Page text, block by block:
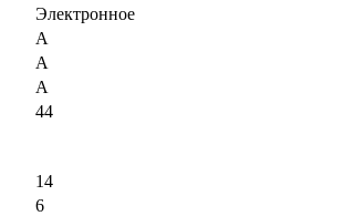
Электронное
А
А
А
44
14
6